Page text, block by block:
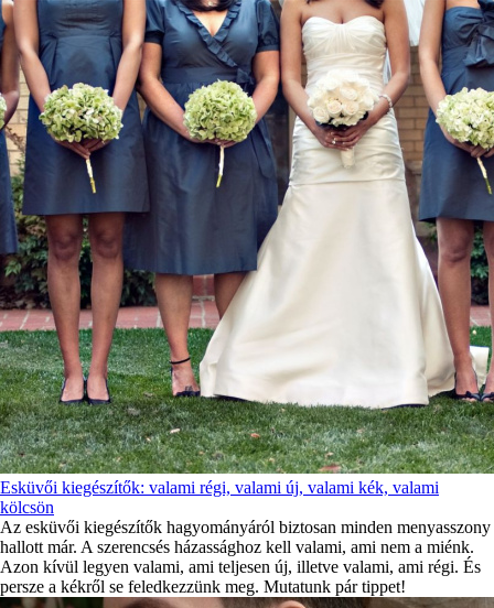
Esküvői kiegészítők: valami régi, valami új, valami kék, valami
kölcsön
Az esküvői kiegészítők hagyományáról biztosan minden menyasszony
hallott már. A szerencsés házassághoz kell valami, ami nem a miénk.
Azon kívül legyen valami, ami teljesen új, illetve valami, ami régi. És
persze a kékről se feledkezzünk meg. Mutatunk pár tippet!